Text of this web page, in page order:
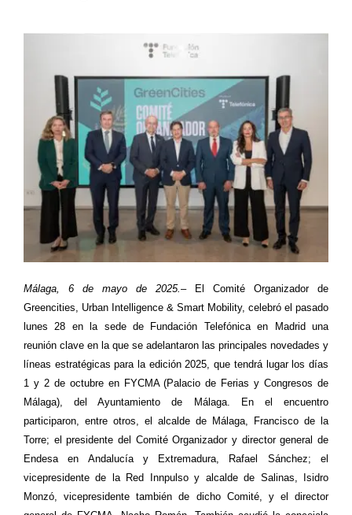
Málaga, 6 de mayo de 2025.– El Comité Organizador de
Greencities, Urban Intelligence & Smart Mobility, celebró el pasado
lunes 28 en la sede de Fundación Telefónica en Madrid una
reunión clave en la que se adelantaron las principales novedades y
líneas estratégicas para la edición 2025, que tendrá lugar los días
1 y 2 de octubre en FYCMA (Palacio de Ferias y Congresos de
Málaga), del Ayuntamiento de Málaga. En el encuentro
participaron, entre otros, el alcalde de Málaga, Francisco de la
Torre; el presidente del Comité Organizador y director general de
Endesa en Andalucía y Extremadura, Rafael Sánchez; el
vicepresidente de la Red Innpulso y alcalde de Salinas, Isidro
Monzó, vicepresidente también de dicho Comité, y el director